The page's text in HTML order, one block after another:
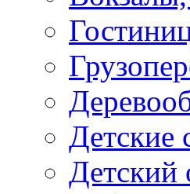
Детские
Детский